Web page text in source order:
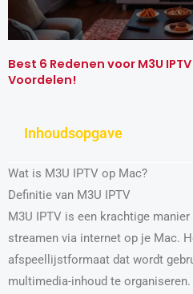
Best 6 Redenen voor M3U
Voordelen!
Inhoudsopgave
Wat is M3U IPTV op Mac?
Definitie van M3U IPTV
M3U IPTV is een krachtige
streamen via internet op je Mac.
afspeellijstformaat dat wordt
multimedia-inhoud te